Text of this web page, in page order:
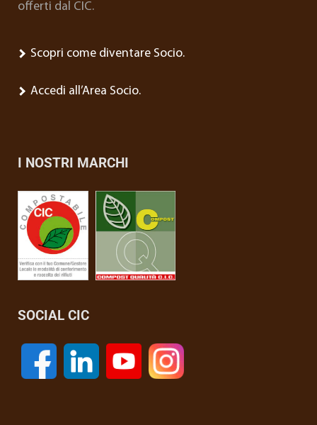
offerti dal CIC.
Scopri come diventare Socio.
Accedi all’Area Socio.
I NOSTRI MARCHI
SOCIAL CIC